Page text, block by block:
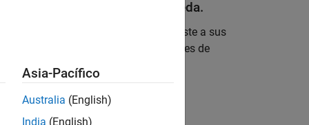
con sus criterios de búsqueda.
ninguna vacante que se ajuste a sus
sobre nuevas oportunidades de
todos los empleos en su zona.
Asia-Pacífico
Australia (English)
India (English)